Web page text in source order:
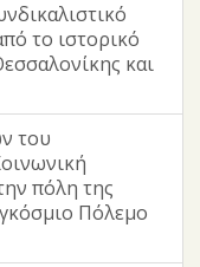
το ιστορικό
και
του
πόλη της
Πόλεμο